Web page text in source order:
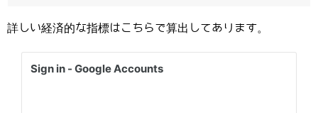
詳しい経済的な指標はこちらで算出してあります。